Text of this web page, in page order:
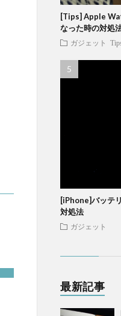
[Tips] Apple
なった時の対処
ガジェット
[iPhone]バッテ
対処法
ガジェット
最新記事